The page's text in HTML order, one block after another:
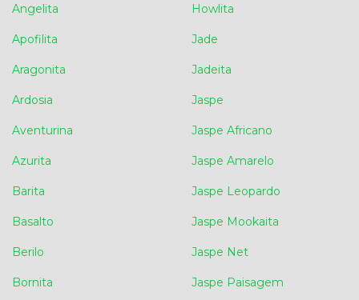
Angelita
Apofilita
Aragonita
Ardosia
Aventurina
Azurita
Barita
Basalto
Berilo
Bornita
Howlita
Jade
Jadeita
Jaspe
Jaspe Africano
Jaspe Amarelo
Jaspe Leopardo
Jaspe Mookaita
Jaspe Net
Jaspe Paisagem